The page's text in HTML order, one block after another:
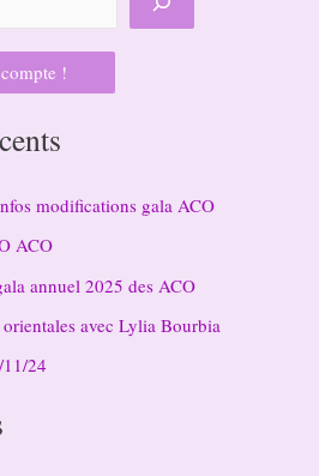
!
modifications gala ACO
ACO
annuel 2025 des ACO
orientales avec Lylia Bourbia
24